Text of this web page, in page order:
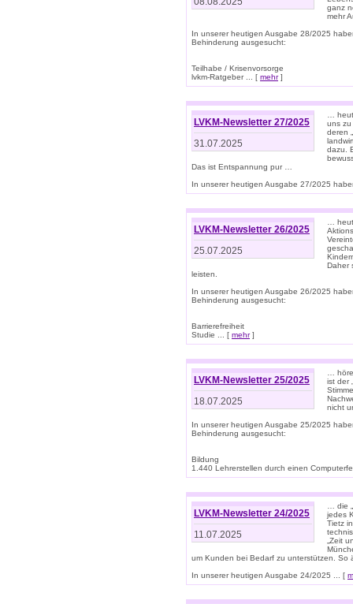
ganz
mehr
In unserer heutigen Ausgabe 28/2025
Behinderung ausgesucht:
Teilhabe / Krisenvorsorge
lvkm-Ratgeber ... [ mehr]
LVKM-Newsletter 27/2025
31.07.2025
…
uns zu
deren
dazu.
Das ist Entspannung pur …
In unserer heutigen Ausgabe 27/2025
LVKM-Newsletter 26/2025
25.07.2025
…
Daher
leisten.
In unserer heutigen Ausgabe 26/2025
Behinderung ausgesucht:
Barrierefreiheit
Studie ... [ mehr]
LVKM-Newsletter 25/2025
18.07.2025
…
ist der
nicht
In unserer heutigen Ausgabe 25/2025
Behinderung ausgesucht:
Bildung
1.440 Lehrerstellen durch einen
LVKM-Newsletter 24/2025
11.07.2025
… die
jedes
Tietz
„Zeit
um Kunden bei Bedarf zu unterstützen.
In unserer heutigen Ausgabe 24/2025 ... [